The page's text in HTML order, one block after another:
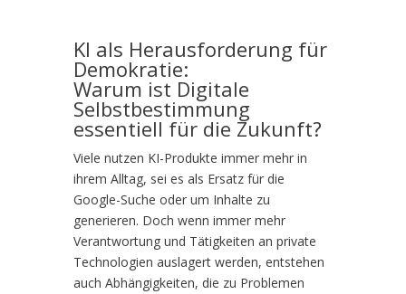
KI als Herausforderung für
Demokratie:
Warum ist Digitale
Selbstbestimmung
essentiell für die Zukunft?
Viele nutzen KI-Produkte immer mehr in
ihrem Alltag, sei es als Ersatz für die
Google-Suche oder um Inhalte zu
generieren. Doch wenn immer mehr
Verantwortung und Tätigkeiten an private
Technologien auslagert werden, entstehen
auch Abhängigkeiten, die zu Problemen